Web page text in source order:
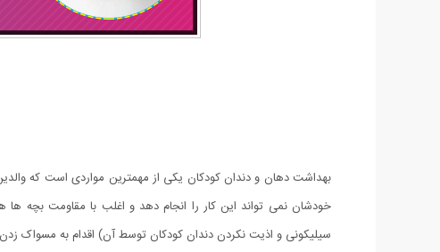
بهداشت دهان و دندان کودکان یکی از مهمترین مواردی است که
خودشان نمی تواند این کار را انجام دهد و اغلب با مقاومت بچه
سیلیکونی و اذیت نکردن دندان کودکان توسط آن) اقدام به مسواک